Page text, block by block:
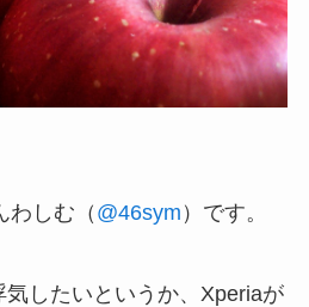
わしむ（ @46sym ）です。
したいというか、Xperiaが